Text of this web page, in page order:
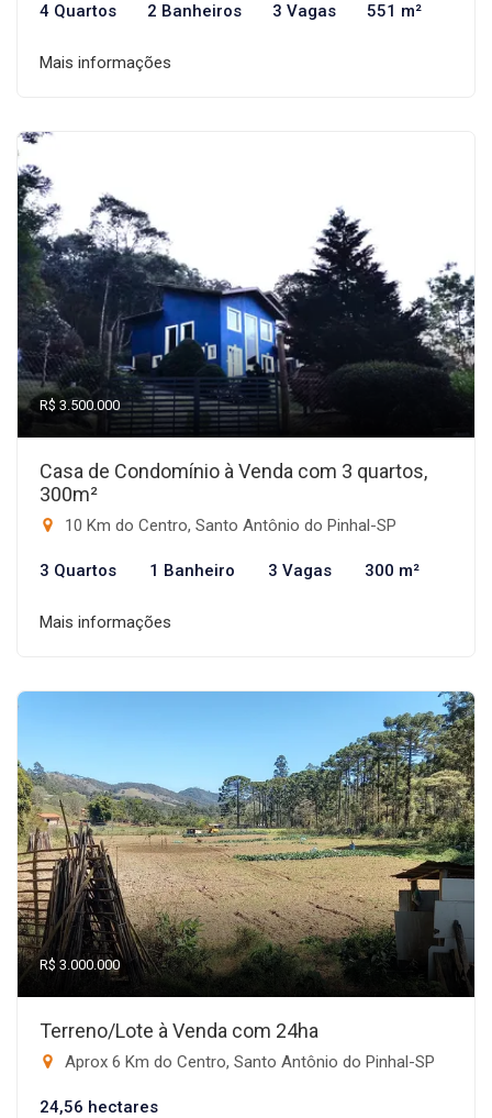
4 Quartos 2 Banheiros 3 Vagas 551 m²
Mais informações
R$ 3.500.000
Casa de Condomínio à Venda com 3 quartos,
300m²
10 Km do Centro, Santo Antônio do Pinhal-SP
3 Quartos 1 Banheiro 3 Vagas 300 m²
Mais informações
R$ 3.000.000
Terreno/Lote à Venda com 24ha
Aprox 6 Km do Centro, Santo Antônio do Pinhal-SP
24,56 hectares